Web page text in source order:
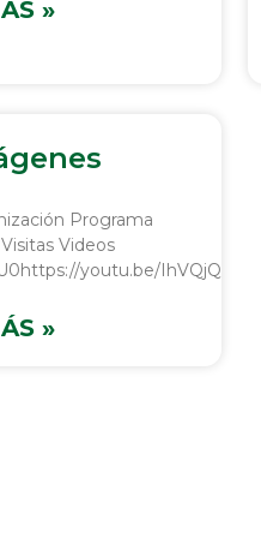
»
Programa
Videos
youtu.be/
»